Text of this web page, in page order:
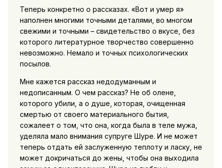
Теперь конкретно о рассказах. «Вот и умер я»
наполнен многими точными деталями, во многом
свежими и точными – свидетельство о вкусе, без
которого литературное творчество совершенно
невозможно. Немало и точных психологических
посылов.
Мне кажется рассказ недодуманным и
недописанным. О чем рассказ? Не об олене,
которого убили, а о душе, которая, очищенная
смертью от своего материального бытия,
сожалеет о том, что она, когда была в теле мужа,
уделяла мало внимания супруге Шуре. И не может
теперь отдать ей заслуженную теплоту и ласку, не
может докричаться до жены, чтобы она выходила